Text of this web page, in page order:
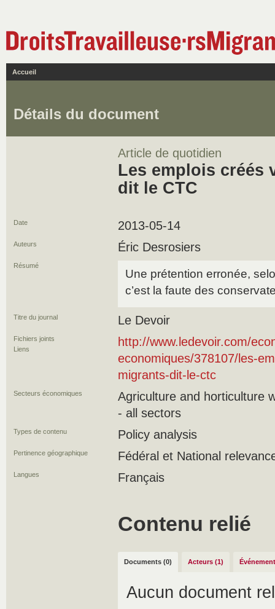
Accueil
Détails du document
Article de quotidien
Les emplois créés
dit le CTC
Date 2013-05-14
Auteurs Éric Desrosiers
Résumé
Une prétention erronée,
c’est la faute des
Titre du journal Le Devoir
Fichiers joints
Liens
http://www.ledevoir.com/
economiques/378107/les-
migrants-dit-le-ctc
Secteurs économiques
Agriculture and horticulture
- all sectors
Types de contenu Policy analysis
Pertinence géographique Fédéral et National
Langues Français
Contenu relié
Documents (0) Acteurs (1)
Aucun document